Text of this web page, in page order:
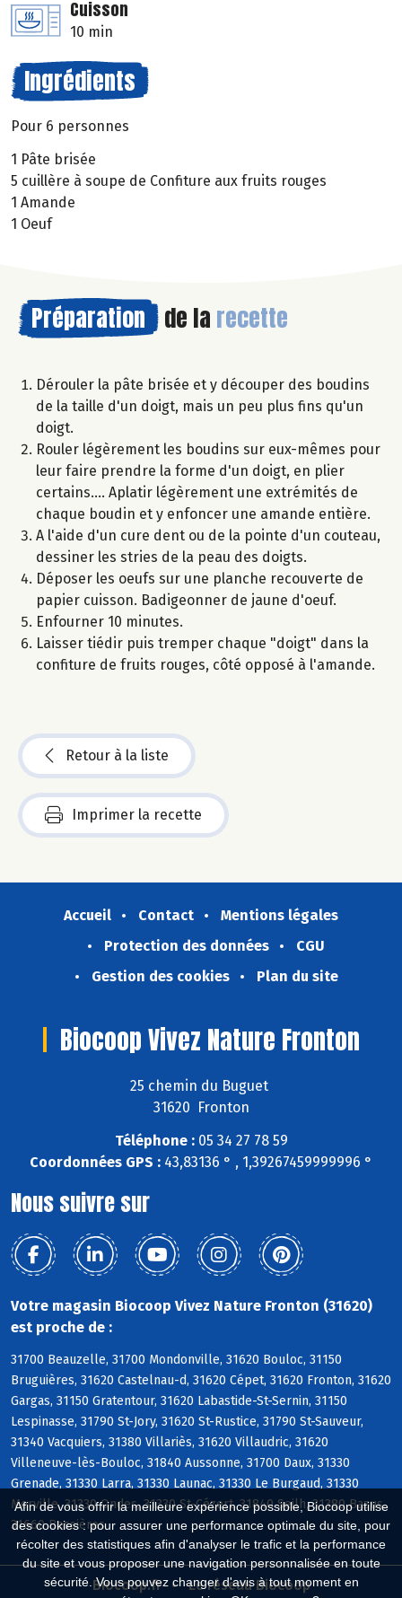
Afin de vous offrir la meilleure expérience possible, Biocoop utilise
des cookies : pour assurer une performance optimale du site, pour
récolter des statistiques afin d'analyser le trafic et la performance
du site et vous proposer une navigation personnalisée en toute
sécurité. Vous pouvez changer d'avis à tout moment en
Cuisson
10 min
Ingrédients
Pour 6 personnes
1 Pâte brisée
5 cuillère à soupe de Confiture aux fruits rouges
1 Amande
1 Oeuf
Préparation de la recette
Dérouler la pâte brisée et y découper des boudins
de la taille d'un doigt, mais un peu plus fins qu'un
doigt.
Rouler légèrement les boudins sur eux-mêmes pour
leur faire prendre la forme d'un doigt, en plier
certains.... Aplatir légèrement une extrémités de
chaque boudin et y enfoncer une amande entière.
A l'aide d'un cure dent ou de la pointe d'un couteau,
dessiner les stries de la peau des doigts.
Déposer les oeufs sur une planche recouverte de
papier cuisson. Badigeonner de jaune d'oeuf.
Enfourner 10 minutes.
Laisser tiédir puis tremper chaque "doigt" dans la
confiture de fruits rouges, côté opposé à l'amande.
Retour à la liste
Imprimer la recette
Accueil Contact
Mentions légales
Protection des données
CGU
Gestion des cookies
Plan du site
Biocoop Vivez Nature Fronton
25 chemin du Buguet
31620 Fronton
Téléphone :05 34 27 78 59
Coordonnées GPS : 43,83136 ° , 1,39267459999996 °
Nous suivre sur
Votre magasin Biocoop Vivez Nature Fronton (31620)
est proche de :
31700 Beauzelle, 31700 Mondonville, 31620 Bouloc, 31150
Bruguières, 31620 Castelnau-d, 31620 Cépet, 31620 Fronton, 31620
Gargas, 31150 Gratentour, 31620 Labastide-St-Sernin, 31150
Lespinasse, 31790 St-Jory, 31620 St-Rustice, 31790 St-Sauveur,
31340 Vacquiers, 31380 Villariès, 31620 Villaudric, 31620
Villeneuve-lès-Bouloc, 31840 Aussonne, 31700 Daux, 31330
Grenade, 31330 Larra, 31330 Launac, 31330 Le Burgaud, 31330
Merville, 31330 Ondes, 31330 St-Cézert, 31840 Seilh, 31380 Bazus,
31660 Bessières
Biocoop.fr Le réseau Biocoop